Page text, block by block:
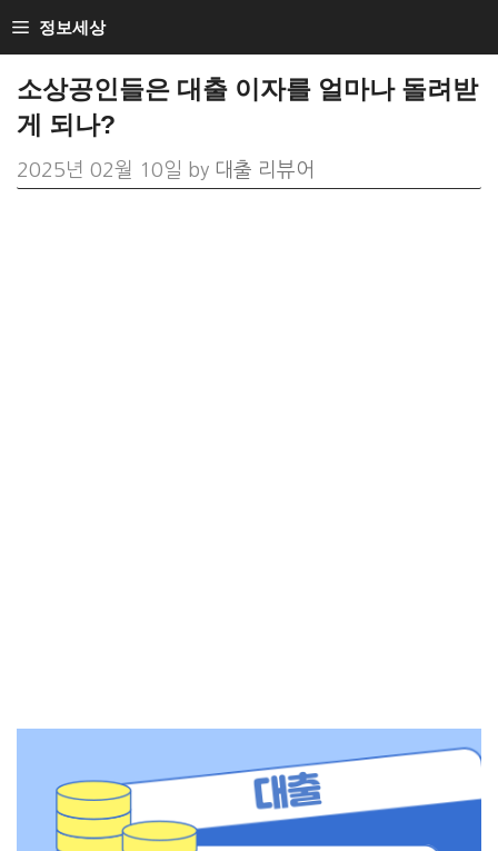
Skip
to
content
정보세상
소상공인들은 대출 이자를 얼마나 돌려받
게 되나?
2025년 02월 10일 by 대출 리뷰어